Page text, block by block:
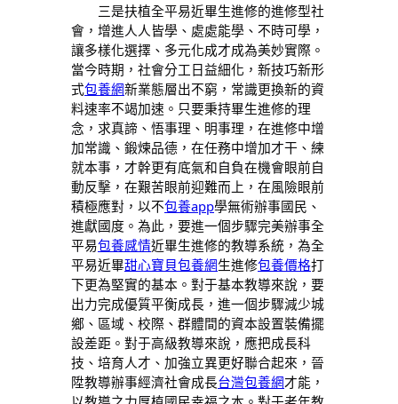
三是扶植全平易近畢生進修的進修型社
會，增進人人皆學、處處能學、不時可學，
讓多樣化選擇、多元化成才成為美妙實際。
當今時期，社會分工日益細化，新技巧新形
式包養網新業態層出不窮，常識更換新的資
料速率不竭加速。只要秉持畢生進修的理
念，求真諦、悟事理、明事理，在進修中增
加常識、鍛煉品德，在任務中增加才干、練
就本事，才幹更有底氣和自負在機會眼前自
動反擊，在艱苦眼前迎難而上，在風險眼前
積極應對，以不包養app學無術辦事國民、
進獻國度。為此，要進一個步驟完美辦事全
平易包養感情近畢生進修的教導系統，為全
平易近畢甜心寶貝包養網生進修包養價格打
下更為堅實的基本。對于基本教導來說，要
出力完成優質平衡成長，進一個步驟減少城
鄉、區域、校際、群體間的資本設置裝備擺
設差距。對于高級教導來說，應把成長科
技、培育人才、加強立異更好聯合起來，晉
陞教導辦事經濟社會成長台灣包養網才能，